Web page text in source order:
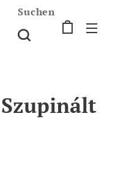
Suchen